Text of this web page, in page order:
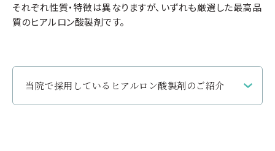
それぞれ性質・特徴は異なりますが、いずれも厳選した最高品
質のヒアルロン酸製剤です。
当院で採用しているヒアルロン酸製剤のご紹介